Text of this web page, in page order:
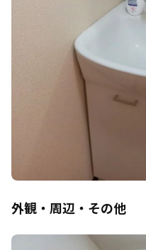
外観・周辺・その他